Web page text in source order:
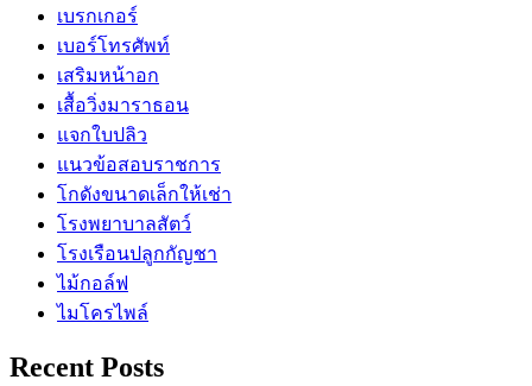
เบรกเกอร์
เบอร์โทรศัพท์
เสริมหน้าอก
เสื้อวิ่งมาราธอน
แจกใบปลิว
แนวข้อสอบราชการ
โกดังขนาดเล็กให้เช่า
โรงพยาบาลสัตว์
โรงเรือนปลูกกัญชา
ไม้กอล์ฟ
ไมโครไพล์
Recent Posts